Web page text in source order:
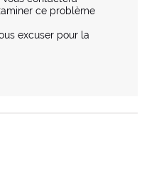
ce problème